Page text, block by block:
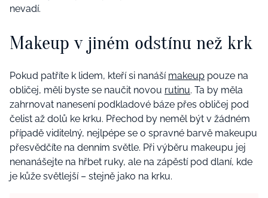
nevadí.
Makeup v jiném odstínu než krk
Pokud patříte k lidem, kteří si nanáší makeup pouze na
obličej, měli byste se naučit novou rutinu. Ta by měla
zahrnovat nanesení podkladové báze přes obličej pod
čelist až dolů ke krku. Přechod by neměl být v žádném
případě viditelný, nejlpépe se o spravné barvě makeupu
přesvědčíte na denním světle. Při výběru makeupu jej
nenanášejte na hřbet ruky, ale na zápěstí pod dlaní, kde
je kůže světlejší – stejně jako na krku.